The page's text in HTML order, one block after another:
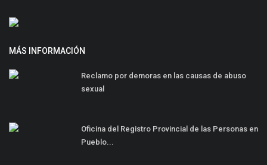
MÁS INFORMACIÓN
Reclamo por demoras en las causas de abuso
sexual
Oficina del Registro Provincial de las Personas en
Pueblo...